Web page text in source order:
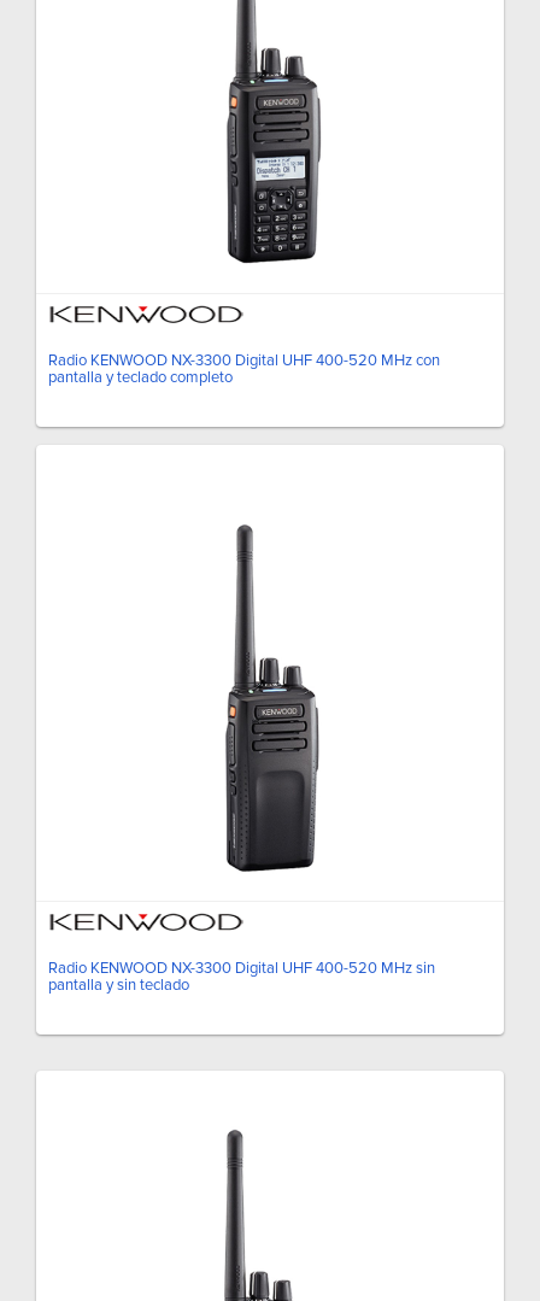
Radio KENWOOD NX-3300 Digital UHF 400-520 MHz con
pantalla y teclado completo
Radio KENWOOD NX-3300 Digital UHF 400-520 MHz sin
pantalla y sin teclado